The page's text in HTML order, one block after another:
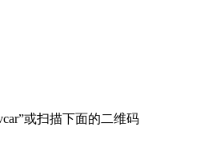
或扫描下面的二维码